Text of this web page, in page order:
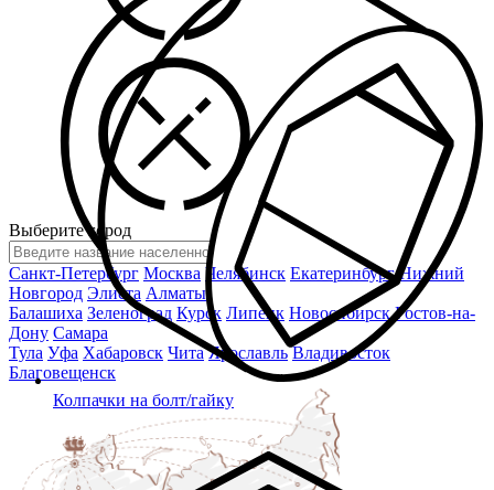
Колпачки на болт/гайку
Выберите город
Санкт-Петербург Москва Челябинск Екатеринбург Нижний
Новгород Элиста Алматы
Балашиха Зеленоград Курск Липецк Новосибирск Ростов-на-
Дону Самара
Тула Уфа Хабаровск Чита Ярославль Владивосток
Благовещенск